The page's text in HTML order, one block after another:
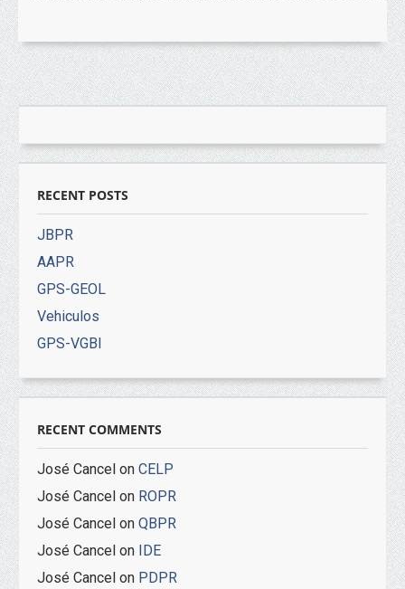
RECENT POSTS
JBPR
AAPR
GPS-GEOL
Vehiculos
GPS-VGBI
RECENT COMMENTS
José Cancel on CELP
José Cancel on ROPR
José Cancel on QBPR
José Cancel on IDE
José Cancel on PDPR